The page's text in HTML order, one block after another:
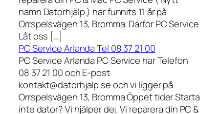
namn Datorhjälp ) har funnits 11 år på
Orrspelsvägen 13, Bromma. Därför PC Service
Låt oss […]
PC Service Arlanda Tel 08 37 21 00
PC Service Arlanda PC Service har Telefon
08 37 21 00 och E-post
kontakt@datorhjalp.se och vi ligger på
Orrspelsvägen 13, Bromma Öppet tider Starta
inte dator? Vi hjälper dej. Vi reparera din PC &